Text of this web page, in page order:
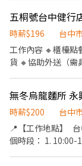
佳，無經驗也歡迎 【工作環境】 簡單乾淨、同事好相處、工作氣氛
佳 ☀️ 【上班時段】 早班：10:00～14:00 晚班：16:00～20:00 一起
把健康、家常的味
五桐號台中健行
時薪$196
台中
工作內容 🔸櫃檯點
貨 🔸協助外送（需具備駕照） 薪資待遇 🔸
18:00（中間休息1
無冬烏龍麵所
時薪$200
台中
📍【工作地點】 台中市北區永
個時段： 1. 10:00-